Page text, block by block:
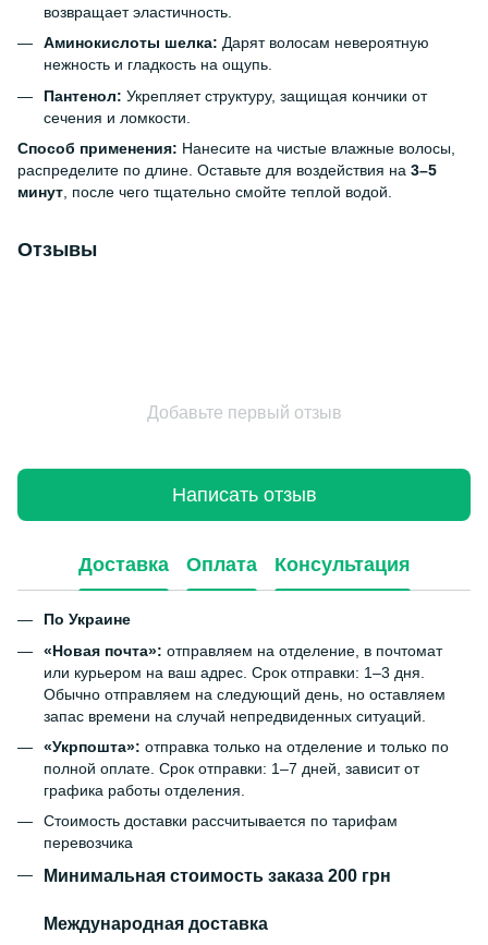
возвращает эластичность.
Аминокислоты шелка: Дарят волосам невероятную
нежность и гладкость на ощупь.
Пантенол: Укрепляет структуру, защищая кончики от
сечения и ломкости.
Способ применения: Нанесите на чистые влажные волосы,
распределите по длине. Оставьте для воздействия на 3–5
минут , после чего тщательно смойте теплой водой.
Отзывы
Добавьте первый отзыв
Написать отзыв
Доставка Оплата Консультация
По Украине
«Новая почта»: отправляем на отделение, в почтомат
или курьером на ваш адрес. Срок отправки: 1–3 дня.
Обычно отправляем на следующий день, но оставляем
запас времени на случай непредвиденных ситуаций.
«Укрпошта»: отправка только на отделение и только по
полной оплате. Срок отправки: 1–7 дней, зависит от
графика работы отделения.
Стоимость доставки рассчитывается по тарифам
перевозчика
Минимальная стоимость заказа 200 грн
Международная доставка